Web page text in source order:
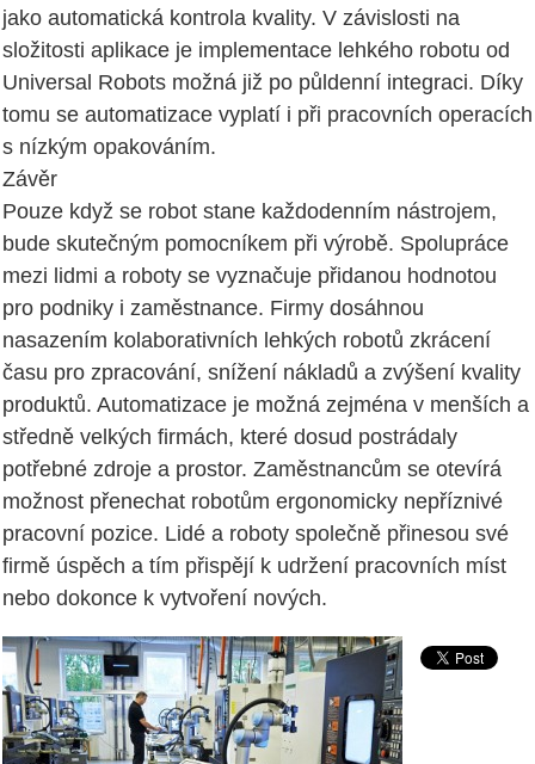
jako automatická kontrola kvality. V závislosti na
složitosti aplikace je implementace lehkého robotu od
Universal Robots možná již po půldenní integraci. Díky
tomu se automatizace vyplatí i při pracovních operacích
s nízkým opakováním.
Závěr
Pouze když se robot stane každodenním nástrojem,
bude skutečným pomocníkem při výrobě. Spolupráce
mezi lidmi a roboty se vyznačuje přidanou hodnotou
pro podniky i zaměstnance. Firmy dosáhnou
nasazením kolaborativních lehkých robotů zkrácení
času pro zpracování, snížení nákladů a zvýšení kvality
produktů. Automatizace je možná zejména v menších a
středně velkých firmách, které dosud postrádaly
potřebné zdroje a prostor. Zaměstnancům se otevírá
možnost přenechat robotům ergonomicky nepříznivé
pracovní pozice. Lidé a roboty společně přinesou své
firmě úspěch a tím přispějí k udržení pracovních míst
nebo dokonce k vytvoření nových.